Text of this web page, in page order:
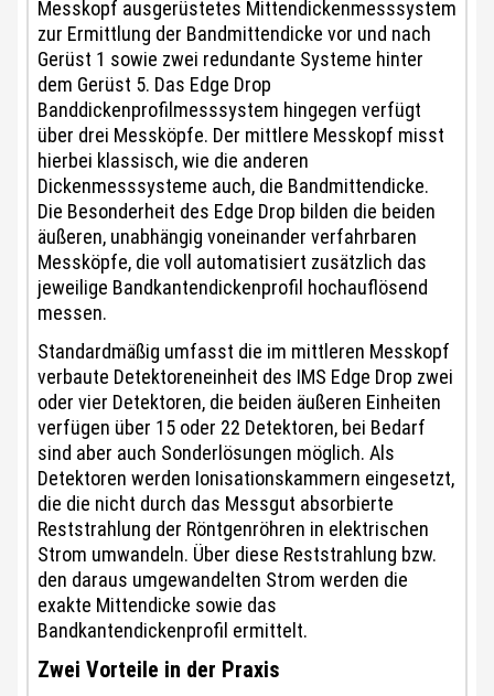
Messkopf ausgerüstetes Mittendickenmesssystem
zur Ermittlung der Bandmittendicke vor und nach
Gerüst 1 sowie zwei redundante Systeme hinter
dem Gerüst 5. Das Edge Drop
Banddickenprofilmesssystem hingegen verfügt
über drei Messköpfe. Der mittlere Messkopf misst
hierbei klassisch, wie die anderen
Dickenmesssysteme auch, die Bandmittendicke.
Die Besonderheit des Edge Drop bilden die beiden
äußeren, unabhängig voneinander verfahrbaren
Messköpfe, die voll automatisiert zusätzlich das
jeweilige Bandkantendickenprofil hochauflösend
messen.
Standardmäßig umfasst die im mittleren Messkopf
verbaute Detektoreneinheit des IMS Edge Drop zwei
oder vier Detektoren, die beiden äußeren Einheiten
verfügen über 15 oder 22 Detektoren, bei Bedarf
sind aber auch Sonderlösungen möglich. Als
Detektoren werden Ionisationskammern eingesetzt,
die die nicht durch das Messgut absorbierte
Reststrahlung der Röntgenröhren in elektrischen
Strom umwandeln. Über diese Reststrahlung bzw.
den daraus umgewandelten Strom werden die
exakte Mittendicke sowie das
Bandkantendickenprofil ermittelt.
Zwei Vorteile in der Praxis